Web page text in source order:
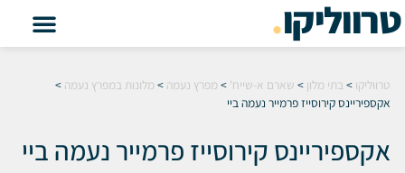
טרווליקו.
טרווליקו > בתי מלון > שארם א-שייח' > מפרץ נעמה > מלונות במפרץ נעמה >
אקספיריינס קירוסייז פרמייר נעמה ביי
אקספיריינס קירוסייז פרמייר נעמה ביי